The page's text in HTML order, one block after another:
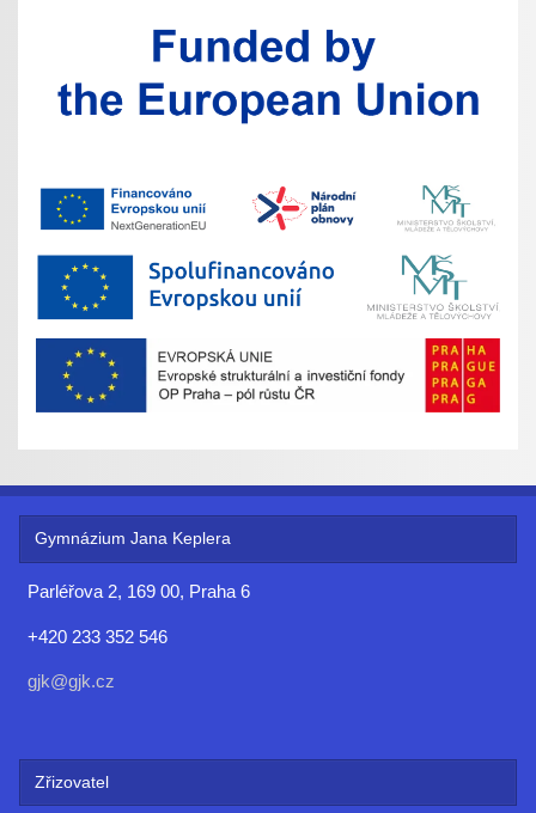
Gymnázium Jana Keplera
Parléřova 2, 169 00, Praha 6
+420 233 352 546
gjk@gjk.cz
Zřizovatel